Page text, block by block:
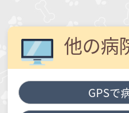
他の病
GPSで